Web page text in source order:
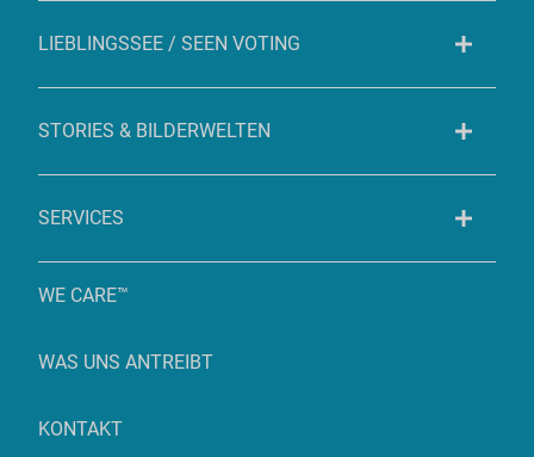
LIEBLINGSSEE / SEEN VOTING
STORIES & BILDERWELTEN
SERVICES
WE CARE™
WAS UNS ANTREIBT
KONTAKT